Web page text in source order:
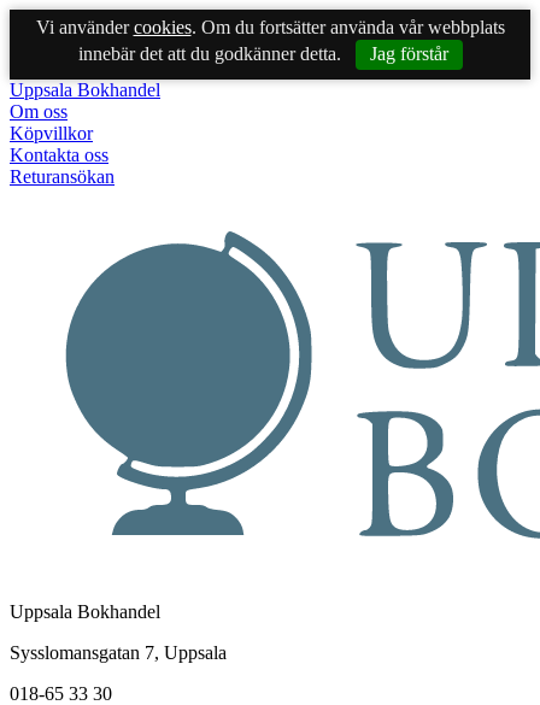
Vi användercookies. Om du fortsätter använda vår webbplats
innebär det att du godkänner detta.
Jag förstår
Uppsala Bokhandel
Om oss
Köpvillkor
Kontakta oss
Returansökan
Uppsala Bokhandel
Sysslomansgatan 7, Uppsala
018-65 33 30